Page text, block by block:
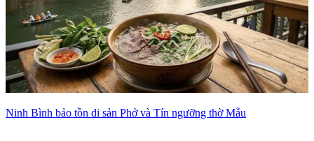
Ninh Bình bảo tồn di sản Phở và Tín ngưỡng thờ Mẫu